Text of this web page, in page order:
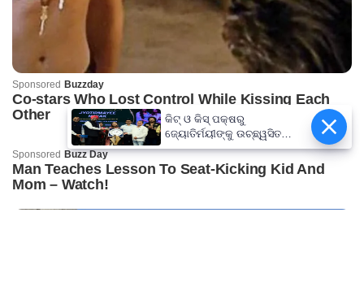
କିଟ୍‍ ଓ କିସ୍‍ ପକ୍ଷରୁ
ଜ୍ୟୋତିର୍ମୟୀଙ୍କୁ ଉଚ୍ଛ୍ୱସିତ
ସମ୍ବର୍ଦ୍ଧନା; ୫ଲକ୍ଷ ଟଙ୍କାର
ପ୍ରୋତ୍ସାହନ ରାଶି ପ୍ରଦାନ